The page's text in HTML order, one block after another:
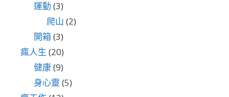
運動 (3)
爬山 (2)
開箱(3)
瘋人生 (20)
健康(9)
身心靈 (5)